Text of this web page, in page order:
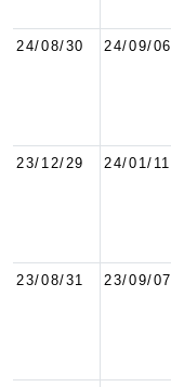
24/08/30 24/09/06
23/12/29 24/01/11
23/08/31 23/09/07